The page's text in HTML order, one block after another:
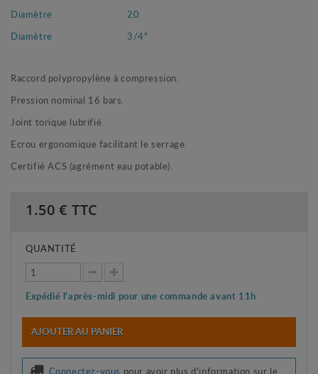
Diamètre
20
Diamètre
3/4"
Raccord polypropylène à compression.
Pression nominal 16 bars.
Joint torique lubrifié.
Ecrou ergonomique facilitant le serrage.
Certifié ACS (agrément eau potable).
1.50 € TTC
QUANTITÉ
Expédié l'après-midi pour une commande avant 11h
AJOUTER AU PANIER
Connectez-vous pour avoir plus d'information sur le